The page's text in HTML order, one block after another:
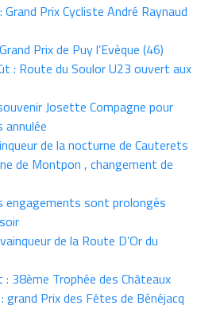
Prix Cycliste André Raynaud
Prix de Puy l’Evèque (46)
: Route du Soulor U23 ouvert aux
Josette Compagne pour
annulée
de la nocturne de Cauterets
de Montpon , changement de
engagements sont prolongés
de la Route D’Or du
38ème Trophée des Châteaux
grand Prix des Fêtes de Bénéjacq